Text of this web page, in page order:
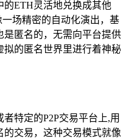
的ETH灵活地兑换成其他
场精密的自动化演出，基
匿名的，无需向平台提供
的匿名世界里进行着神秘
特定的P2P交易平台上,用
的交易，这种交易模式就像